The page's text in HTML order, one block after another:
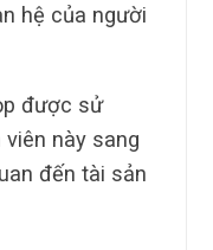
hệ của người
được sử
này sang
đến tài sản